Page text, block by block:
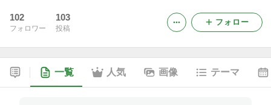
102
フォロワー
103
投稿
フォロー
一覧 人気 画像 テーマ